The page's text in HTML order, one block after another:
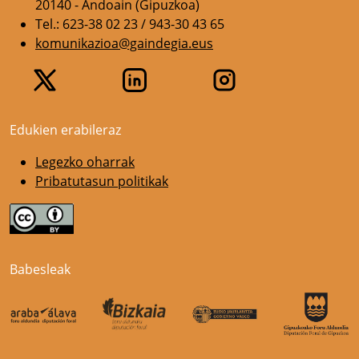
20140 - Andoain (Gipuzkoa)
Tel.: 623-38 02 23 / 943-30 43 65
komunikazioa@gaindegia.eus
Edukien erabileraz
Legezko oharrak
Pribatutasun politikak
Babesleak